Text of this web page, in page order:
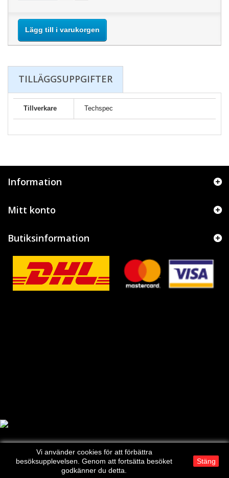
Lägg till i varukorgen
TILLÄGGSUPPGIFTER
Tillverkare Techspec
Information
Mitt konto
Butiksinformation
Vi använder cookies för att förbättra
besöksupplevelsen. Genom att fortsätta besöket
godkänner du detta.
Stäng